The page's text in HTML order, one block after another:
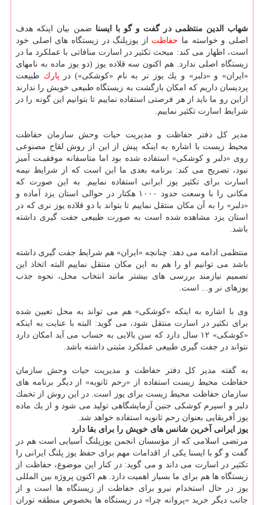
شهاب الدین منتظمی در گفت و گو با ایسنا ضمن بیان اینكه هدف
اصلی و خواسته ما حفاظت از یوزپلنگ در زیستگاه های اصلی خود
است، اظهار می كند: مبحث تكثیر در اسارت منافاتی با عملكرد ما در
زیستگاه اصلی ندارد. هم اكنون سه قلاده یوز (دو یوز ماده به نامهای
«ایران» و «دلبر» و یك یوز نر به نام «كوشكی») در پارك طبیعت
پردیسان داریم كه امكان بازگشت به زیستگاه طبیعی خویش را ندارند
ازاین رو ما باید از هر فرصتی استفاده نماییم تا بتوانیم این گونه را در
شرایط اسارت تكثیر نماییم.
مدیر كل دفتر حفاظت و مدیریت حیات وحش سازمان حفاظت
محیط زیست با اشاره به اینكه پیش از این از روش لقاح مصنوعی
روی «دلبر و كوشكی» استفاده شده بود اما متاسفانه موفقیـت آمیز
نبود، تصریح می كند: برنامه بعدی ما این است كه از شرایط نیمه
اسارت برای تكثیر یوز ایرانی استفاده نماییم. به این صورت كه
مكانی را با وسعت حدود ۱۰۰۰ هكتار در حوالی استان یزد آماده و
«دلبر» را به آن مكان منتقل نماییم تا بتواند با دو قلاده یوز نری كه در
استان یزد مشاهده شده است به صورت طبیعی جفت گیری داشته
باشد.
منتظمی ادامه می دهد: چنانچه «ایران» هم شرایط جفت گیری داشته
باشد می توانیم او را هم به این مكان منتقل نماییم البته اتخاذ این
تصمیم نیازمند بررسی های بیشتر مانند انتخاب محل، نحوه جذب
یوزهای نر و... است.
وی با اشاره به اینكه «كوشكی» هم می تواند به محل تعیین شده
برای تكثیر در اسارت منتقل شود، می گوید: البته با عنایت به اینكه
«كوشكی» ۱۲ سال دارد كه سن بالایی به حساب می آید امكان دارد
نتواند در جفت گیری طبیعی عملكرد مثبتی داشته باشد.
به گفته مدیر كل دفتر حفاظت و مدیریت حیات وحش سازمان
حفاظت محیط زیست استفاده از «رحم ثانویه» از دیگر برنامه های
سازمان حفاظت محیط زیست برای یوز است. در این روش از تخمك
دلبر و اسپرم كوشكی جنین آزمایشگاهی تولید می شود و از یك ماده
یوز آفریقایی بعنوان رحم ثانویه استفاده خواهد شد.
یوز ایرانی آخرین شانس های خویش را برای بقا دارد
مرتضی اسلامی كه از مؤسسان انجمن یوزپلنگ آسیایی است هم در
گفت و گو با ایسنا یكی از اقدامات مهم برای حفظ یوز پلنگ ایرانی را
تكثیر در اسارت می داند و می گوید: در كنار این موضوع، حفاظت از
زیستگاه ها هم برای ما بسیار اهمیت دارد. هم اكنون پروژه بین المللی
یوز در حال استخدام نیرو برای حفاظت از زیستگاه ها است و از
جانب دیگر خرید «پروانه چرا» در زیستگاه ها بخصوص منطقه توران